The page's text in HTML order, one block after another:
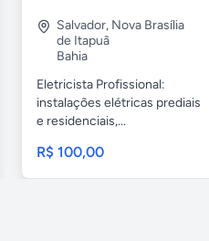
Salvador, Nova Brasília
de Itapuã
Bahia
Eletricista Profissional:
instalações elétricas prediais
e residenciais,...
R$ 100,00